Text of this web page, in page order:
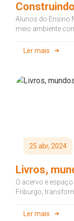
Alunos do Ensino
meio ambiente
Ler mais
25 abr, 2024
Livros,
O acervo e
Friburgo,
Ler mais